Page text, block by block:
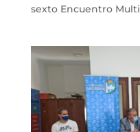
sexto Encuentro